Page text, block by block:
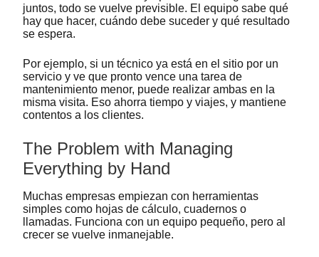
juntos, todo se vuelve previsible. El equipo sabe qué
hay que hacer, cuándo debe suceder y qué resultado
se espera.
Por ejemplo, si un técnico ya está en el sitio por un
servicio y ve que pronto vence una tarea de
mantenimiento menor, puede realizar ambas en la
misma visita. Eso ahorra tiempo y viajes, y mantiene
contentos a los clientes.
The Problem with Managing
Everything by Hand
Muchas empresas empiezan con herramientas
simples como hojas de cálculo, cuadernos o
llamadas. Funciona con un equipo pequeño, pero al
crecer se vuelve inmanejable.